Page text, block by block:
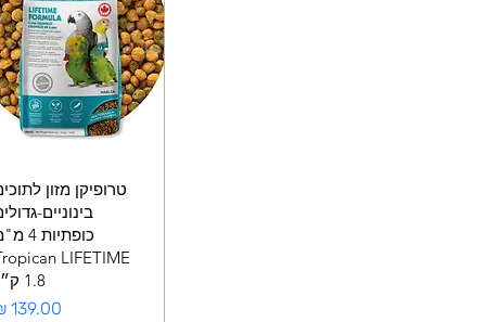
טרופיקן מזון
בינוניים-
כופתיות
LIFETIME
1.8 ק״ג
מחיר